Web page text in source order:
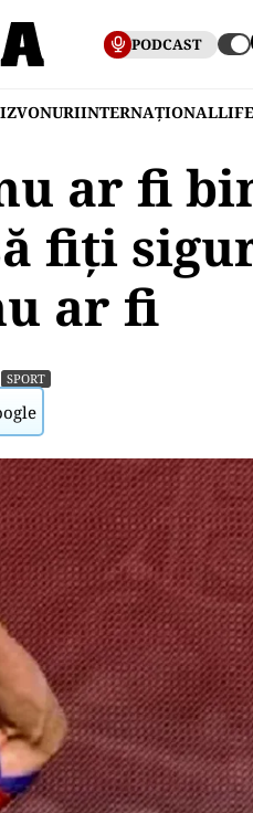
PODCAST
ZVONURIINTERNAȚIONAL
ar fi
fiți
ar fi
SPORT